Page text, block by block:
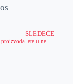
SLEDEĆE